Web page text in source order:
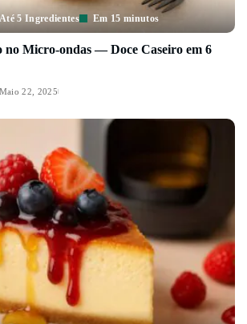
5 Ingredientes Em 15 minutos
no Micro-ondas — Doce Caseiro em 6
Maio 22, 2025